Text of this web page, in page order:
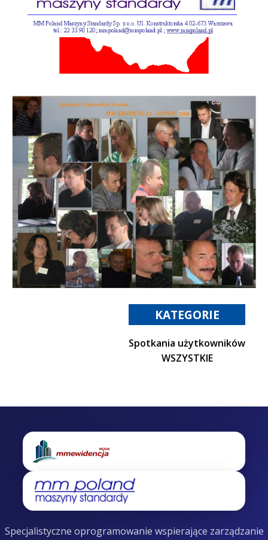
KATEGORIE
Spotkania użytkowników
WSZYSTKIE
Specjalistyczne oprogramowanie wspierające zarządzanie